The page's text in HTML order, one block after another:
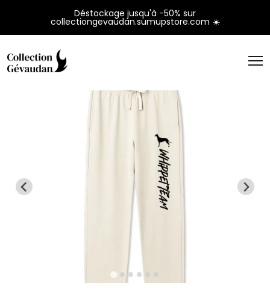
Déstockage jusqu'à -50% sur
collectiongevaudan.sumupstore.com ☀️
Panneau de gestion des cookies